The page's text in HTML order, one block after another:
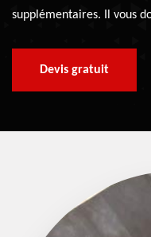
supplémentaires. Il vous
Devis gratuit